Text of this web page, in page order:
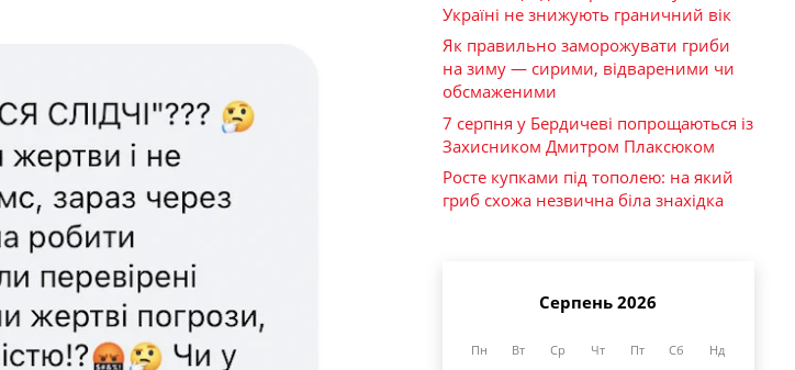
Україні не знижують граничний вік
Як правильно заморожувати гриби
на зиму — сирими, відвареними чи
обсмаженими
7 серпня у Бердичеві попрощаються із
Захисником Дмитром Плаксюком
Росте купками під тополею: на який
гриб схожа незвична біла знахідка
Серпень 2026
Пн Вт Ср Чт Пт Сб Нд